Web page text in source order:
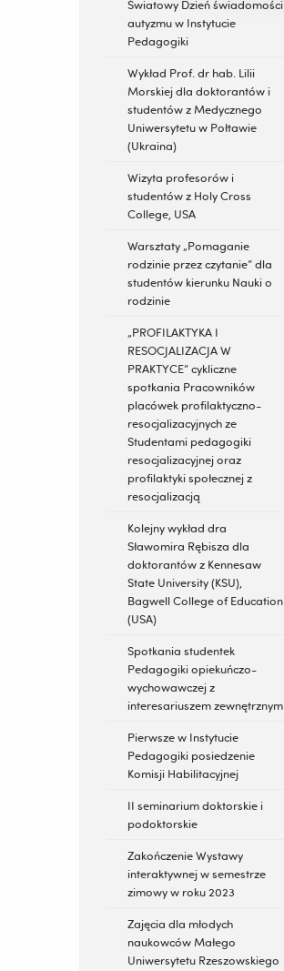
Światowy Dzień świadomości
autyzmu w Instytucie
Pedagogiki
Wykład Prof. dr hab. Lilii
Morskiej dla doktorantów i
studentów z Medycznego
Uniwersytetu w Połtawie
(Ukraina)
Wizyta profesorów i
studentów z Holy Cross
College, USA
Warsztaty „Pomaganie
rodzinie przez czytanie” dla
studentów kierunku Nauki o
rodzinie
„PROFILAKTYKA I
RESOCJALIZACJA W
PRAKTYCE” cykliczne
spotkania Pracowników
placówek profilaktyczno-
resocjalizacyjnych ze
Studentami pedagogiki
resocjalizacyjnej oraz
profilaktyki społecznej z
resocjalizacją
Kolejny wykład dra
Sławomira Rębisza dla
doktorantów z Kennesaw
State University (KSU),
Bagwell College of Education
(USA)
Spotkania studentek
Pedagogiki opiekuńczo-
wychowawczej z
interesariuszem zewnętrznym
Pierwsze w Instytucie
Pedagogiki posiedzenie
Komisji Habilitacyjnej
II seminarium doktorskie i
podoktorskie
Zakończenie Wystawy
interaktywnej w semestrze
zimowy w roku 2023
Zajęcia dla młodych
naukowców Małego
Uniwersytetu Rzeszowskiego